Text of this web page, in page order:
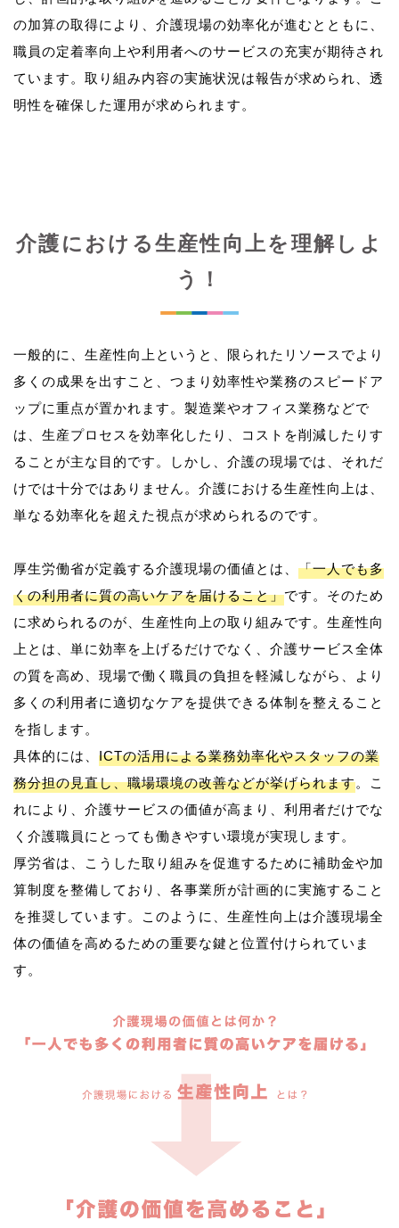
の加算の取得により、介護現場の効率化が進むとともに、
職員の定着率向上や利用者へのサービスの充実が期待され
ています。取り組み内容の実施状況は報告が求められ、透
介護における生産性向上を理解しよ
う！
一般的に、生産性向上というと、限られたリソースでより
多くの成果を出すこと、つまり効率性や業務のスピードア
ップに重点が置かれます。製造業やオフィス業務などで
は、生産プロセスを効率化したり、コストを削減したりす
ることが主な目的です。しかし、介護の現場では、それだ
けでは十分ではありません。介護における生産性向上は、
単なる効率化を超えた視点が求められるのです。
厚生労働省が定義する介護現場の価値とは、 「一人でも多
くの利用者に質の高いケアを届けること」です。そのため
に求められるのが、生産性向上の取り組みです。生産性向
上とは、単に効率を上げるだけでなく、介護サービス全体
の質を高め、現場で働く職員の負担を軽減しながら、より
多くの利用者に適切なケアを提供できる体制を整えること
を指します。
具体的には、 ICTの活用による業務効率化やスタッフの業
務分担の見直し、職場環境の改善などが挙げられます。こ
れにより、介護サービスの価値が高まり、利用者だけでな
く介護職員にとっても働きやすい環境が実現します。
厚労省は、こうした取り組みを促進するために補助金や加
算制度を整備しており、各事業所が計画的に実施すること
を推奨しています。このように、生産性向上は介護現場全
体の価値を高めるための重要な鍵と位置付けられていま